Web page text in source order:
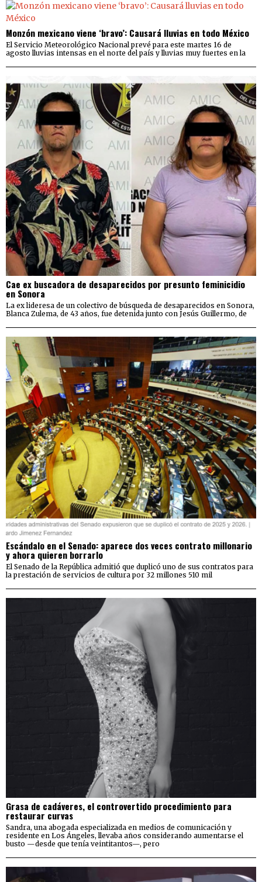
Monzón mexicano viene ‘bravo’: Causará lluvias en todo México
El Servicio Meteorológico Nacional prevé para este martes 16 de
agosto lluvias intensas en el norte del país y lluvias muy fuertes en la
Cae ex buscadora de desaparecidos por presunto feminicidio
en Sonora
La ex lideresa de un colectivo de búsqueda de desaparecidos en Sonora,
Blanca Zulema, de 43 años, fue detenida junto con Jesús Guillermo, de
Escándalo en el Senado: aparece dos veces contrato millonario
y ahora quieren borrarlo
El Senado de la República admitió que duplicó uno de sus contratos para
la prestación de servicios de cultura por 32 millones 510 mil
Grasa de cadáveres, el controvertido procedimiento para
restaurar curvas
Sandra, una abogada especializada en medios de comunicación y
residente en Los Ángeles, llevaba años considerando aumentarse el
busto —desde que tenía veintitantos—, pero